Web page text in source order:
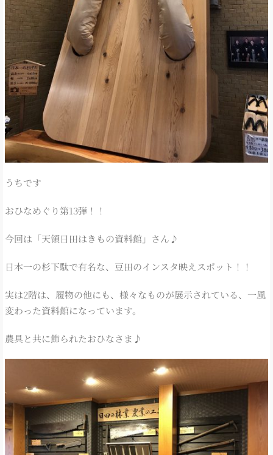
うちです
おひなめぐり第13弾！！
今回は「天領日田はきもの資料館」さん♪
日本一の杉下駄で有名な、豆田のインスタ映えスポット！！
実は2階は、履物の他にも、様々なものが展示されている、一風
変わった資料館になっています。
農具と共に飾られたおひなさま♪